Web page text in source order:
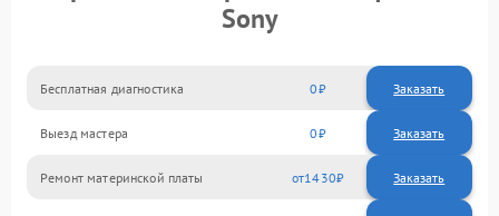
Sony
Бесплатная диагностика 0 Заказать
Выезд мастера 0 Заказать
Ремонт материнской платы 1430